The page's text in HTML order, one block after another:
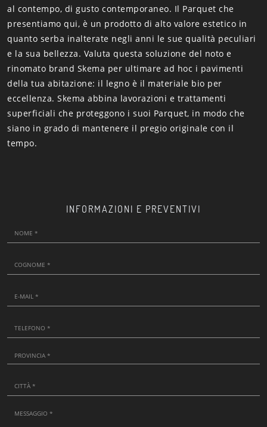
al contempo, di gusto contemporaneo. Il Parquet che
presentiamo qui, è un prodotto di alto valore estetico in
quanto serba inalterate negli anni le sue qualità peculiari
e la sua bellezza. Valuta questa soluzione del noto e
rinomato brand Skema per ultimare ad hoc i pavimenti
della tua abitazione: il legno è il materiale bio per
eccellenza. Skema abbina lavorazioni e trattamenti
superficiali che proteggono i suoi Parquet, in modo che
siano in grado di mantenere il pregio originale con il
tempo.
INFORMAZIONI E PREVENTIVI